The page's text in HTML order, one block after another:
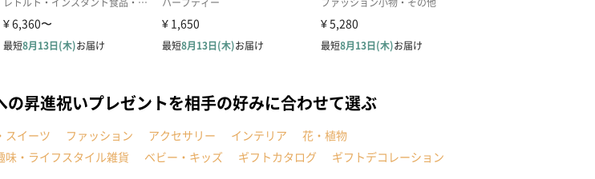
昇進祝いプレゼントを相手の好みに合わせて選ぶ
スイーツ ファッション アクセサリー インテリア
花・植物
味・ライフスタイル雑貨 ベビー・キッズ ギフトカタログ ギフトデコレーション